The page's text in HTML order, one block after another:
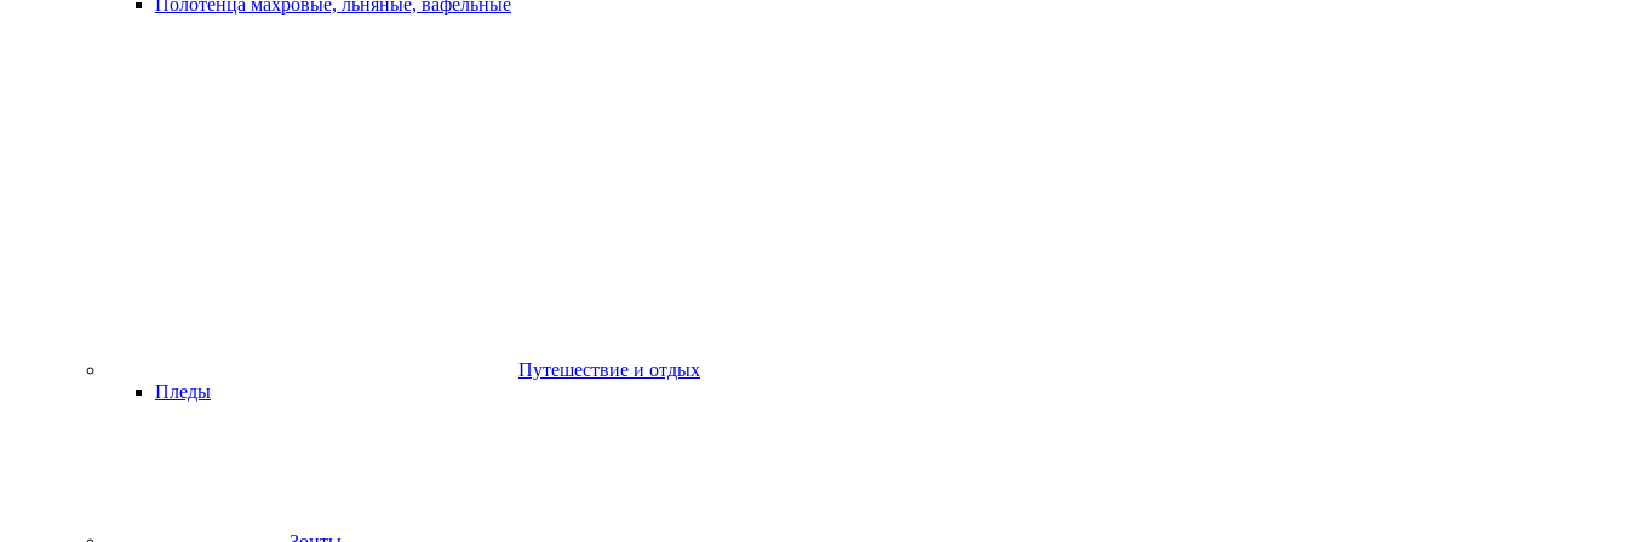
Полотенца махровые, льняные, вафельные
Путешествие и отдых
Пледы